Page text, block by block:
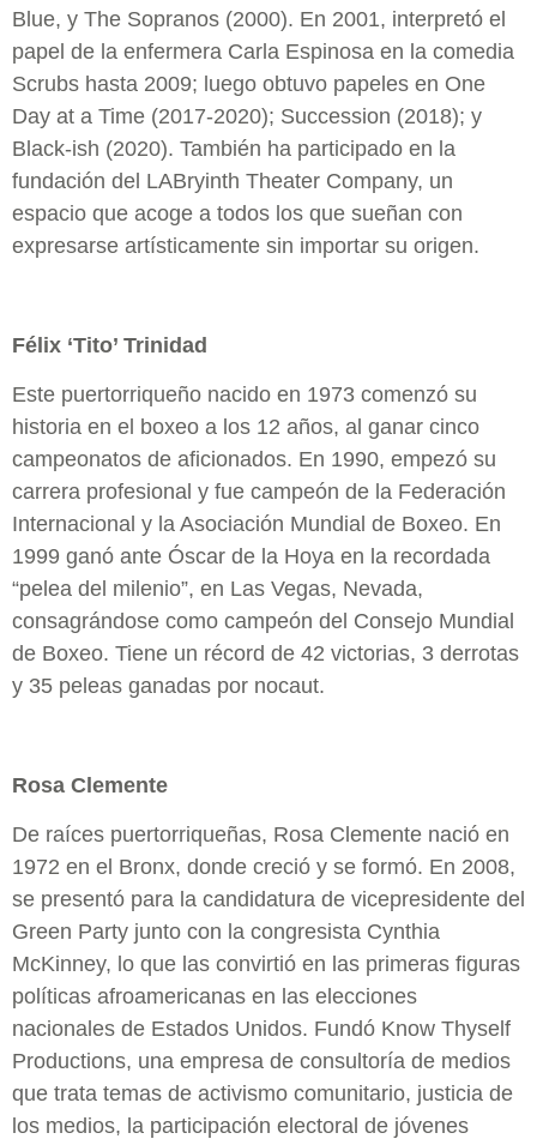
Blue, y The Sopranos (2000). En 2001, interpretó el
papel de la enfermera Carla Espinosa en la comedia
Scrubs hasta 2009; luego obtuvo papeles en One
Day at a Time (2017-2020); Succession (2018); y
Black-ish (2020). También ha participado en la
fundación del LABryinth Theater Company, un
espacio que acoge a todos los que sueñan con
expresarse artísticamente sin importar su origen.
Félix ‘Tito’ Trinidad
Este puertorriqueño nacido en 1973 comenzó su
historia en el boxeo a los 12 años, al ganar cinco
campeonatos de aficionados. En 1990, empezó su
carrera profesional y fue campeón de la Federación
Internacional y la Asociación Mundial de Boxeo. En
1999 ganó ante Óscar de la Hoya en la recordada
“pelea del milenio”, en Las Vegas, Nevada,
consagrándose como campeón del Consejo Mundial
de Boxeo. Tiene un récord de 42 victorias, 3 derrotas
y 35 peleas ganadas por nocaut.
Rosa Clemente
De raíces puertorriqueñas, Rosa Clemente nació en
1972 en el Bronx, donde creció y se formó. En 2008,
se presentó para la candidatura de vicepresidente del
Green Party junto con la congresista Cynthia
McKinney, lo que las convirtió en las primeras figuras
políticas afroamericanas en las elecciones
nacionales de Estados Unidos. Fundó Know Thyself
Productions, una empresa de consultoría de medios
que trata temas de activismo comunitario, justicia de
los medios, la participación electoral de jóvenes